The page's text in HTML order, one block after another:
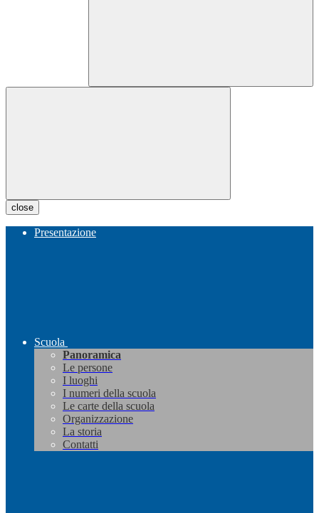
close
Presentazione
Scuola
Panoramica
Le persone
I luoghi
I numeri della scuola
Le carte della scuola
Organizzazione
La storia
Contatti